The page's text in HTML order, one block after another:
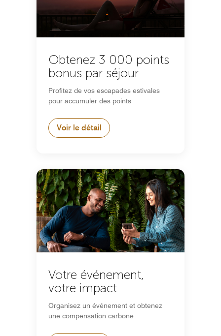
Obtenez 3 000 points
bonus par séjour
Profitez de vos escapades estivales
pour accumuler des points
Voir le détail
Votre événement,
votre impact
Organisez un événement et obtenez
une compensation carbone